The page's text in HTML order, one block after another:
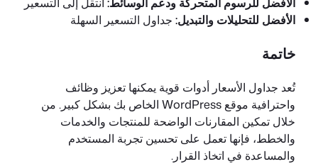
الأفضل للتحليلات والتبديل: جداول التسعير السهلة
خاتمة
تُعد جداول الأسعار أدوات قوية يمكنها تعزيز وظائف
واحترافية موقع WordPress الخاص بك بشكل كبير. من
خلال تمكين المقارنات الواضحة للمنتجات والخدمات
والخطط، فإنها تعمل على تحسين تجربة المستخدم
والمساعدة في اتخاذ القرار.